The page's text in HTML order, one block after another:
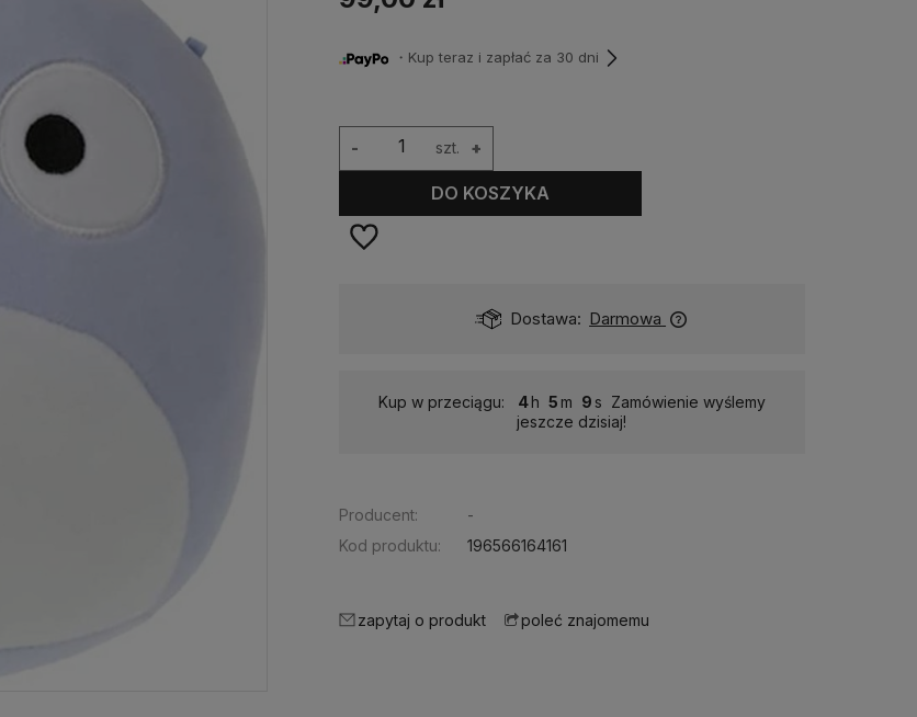
・Kup teraz i zapłać za 30 dni
szt. +
-
DO KOSZYKA
Dostawa: Darmowa
Kup w przeciągu: 4 5 8
Zamówienie wyślemy
jeszcze dzisiaj!
Producent:
-
Kod produktu:
196566164161
zapytaj o produkt poleć znajomemu